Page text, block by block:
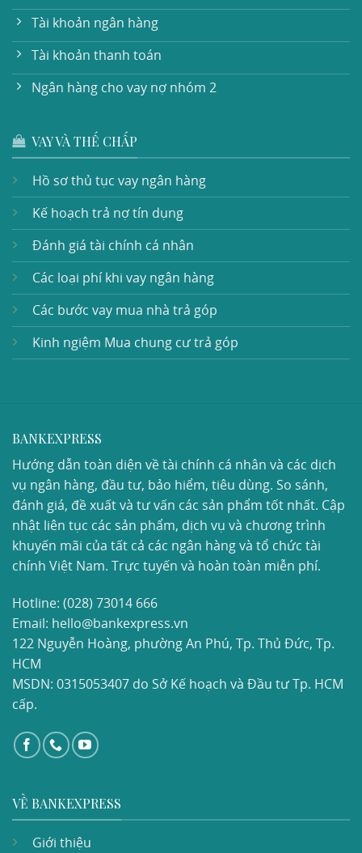
Tài khoản ngân hàng
Tài khoản thanh toán
Ngân hàng cho vay nợ nhóm 2
VAY VÀ THẾ CHẤP
Hồ sơ thủ tục vay ngân hàng
Kế hoạch trả nợ tín dụng
Đánh giá tài chính cá nhân
Các loại phí khi vay ngân hàng
Các bước vay mua nhà trả góp
Kinh ngiệm Mua chung cư trả góp
BANKEXPRESS
Hướng dẫn toàn diện về tài chính cá nhân và các dịch
vụ ngân hàng, đầu tư, bảo hiểm, tiêu dùng. So sánh,
đánh giá, đề xuất và tư vấn các sản phẩm tốt nhất. Cập
nhật liên tục các sản phẩm, dịch vụ và chương trình
khuyến mãi của tất cả các ngân hàng và tổ chức tài
chính Việt Nam. Trực tuyến và hoàn toàn miễn phí.
Hotline: (028) 73014 666
Email: hello@bankexpress.vn
122 Nguyễn Hoàng, phường An Phú, Tp. Thủ Đức, Tp.
HCM
MSDN: 0315053407 do Sở Kế hoạch và Đầu tư Tp. HCM
cấp.
VỀ BANKEXPRESS
Giới thiệu